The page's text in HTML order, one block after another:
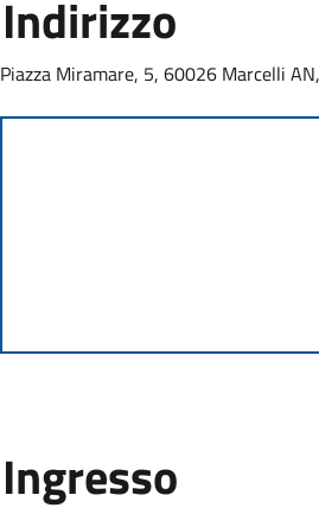
Indirizzo
Piazza Miramare, 5, 60026 Marcelli
Ingresso